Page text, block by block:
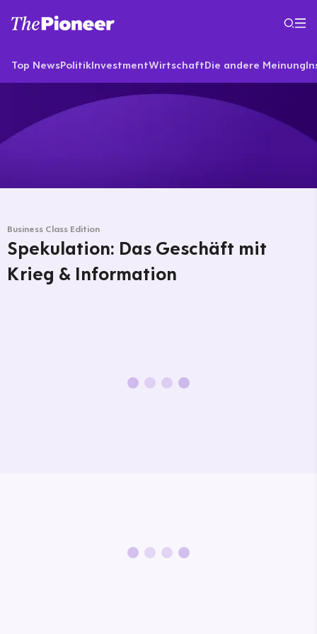
Top NewsPolitikInvestmentWirtschaftDie andere Meinung
Business Class Edition
Spekulation: Das Geschäft mit
Krieg & Information